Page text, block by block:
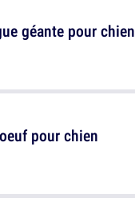
pour chien
géante pour chien